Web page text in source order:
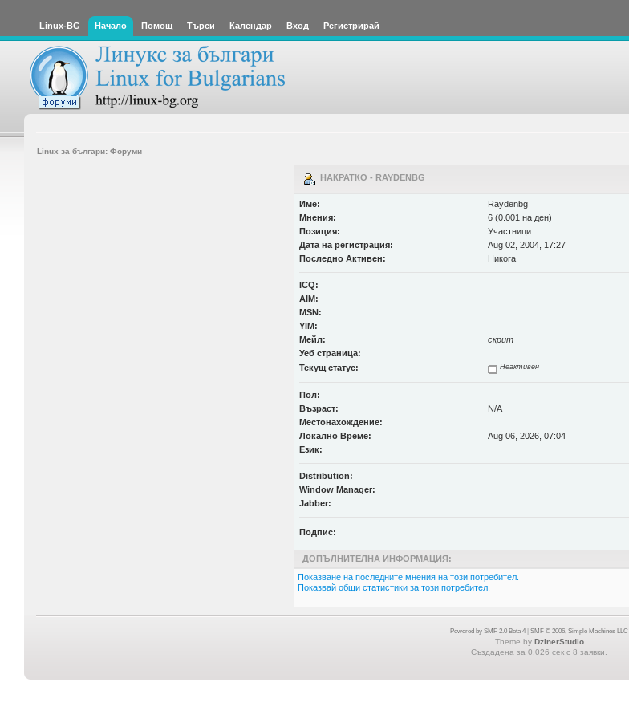
Linux-BG Начало Помощ Търси Календар Вход Регистрирай
Linux за българи: Форуми
НАКРАТКО - RAYDENBG
Име:
Raydenbg
Мнения:
6 (0.001 на ден)
Позиция:
Участници
Дата на регистрация:
Aug 02, 2004, 17:27
Последно Активен:
Никога
ICQ:
AIM:
MSN:
YIM:
Мейл:
скрит
Уеб страница:
Текущ статус:
Неактивен
Пол:
Възраст:
N/A
Местонахождение:
Локално Време:
Aug 06, 2026, 07:04
Език:
Distribution:
Window Manager:
Jabber:
Подпис:
ДОПЪЛНИТЕЛНА ИНФОРМАЦИЯ:
Показване на последните мнения на този потребител.
Показвай общи статистики за този потребител.
Powered by SMF 2.0 Beta 4 SMF © 2006, Simple Machines LLC
Theme by DzinerStudio
Създадена за 0.026 сек с 8 заявки.